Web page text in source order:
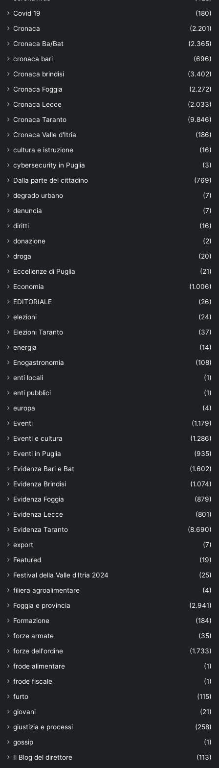
Covid 19
(180)
Cronaca
(2.201)
Cronaca Ba/Bat
(2.365)
cronaca bari
(696)
Cronaca brindisi
(3.402)
Cronaca Foggia
(2.272)
Cronaca Lecce
(2.033)
Cronaca Taranto
(9.846)
Cronaca Valle d'Itria
(186)
cultura e istruzione
(16)
cybersecurity in Puglia
(3)
Dalla parte del cittadino
(769)
degrado urbano
(7)
denuncia
(7)
diritti
(16)
donazione
(2)
droga
(20)
Eccellenze di Puglia
(21)
Economia
(1.006)
EDITORIALE
(26)
elezioni
(24)
Elezioni Taranto
(37)
energia
(14)
Enogastronomia
(108)
enti locali
(1)
enti pubblici
(1)
europa
(4)
Eventi
(1.179)
Eventi e cultura
(1.286)
Eventi in Puglia
(935)
Evidenza Bari e Bat
(1.602)
Evidenza Brindisi
(1.074)
Evidenza Foggia
(879)
Evidenza Lecce
(801)
Evidenza Taranto
(8.690)
export
(7)
Featured
(19)
Festival della Valle d'Itria 2024
(25)
filiera agroalimentare
(4)
Foggia e provincia
(2.941)
Formazione
(184)
forze armate
(35)
forze dell'ordine
(1.733)
frode alimentare
(1)
frode fiscale
(1)
furto
(115)
giovani
(21)
giustizia e processi
(258)
gossip
(1)
Il Blog del direttore
(113)